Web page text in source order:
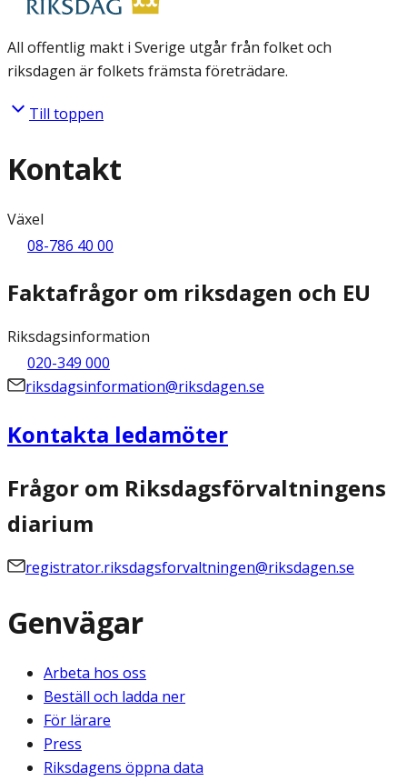
All offentlig makt i Sverige utgår från folket och
riksdagen är folkets främsta företrädare.
Till toppen
Kontakt
Växel
08-786 40 00
Faktafrågor om riksdagen och EU
Riksdagsinformation
020-349 000
riksdagsinformation@riksdagen.se
Kontakta ledamöter
Frågor om Riksdagsförvaltningens
diarium
registrator.riksdagsforvaltningen@riksdagen.se
Genvägar
Arbeta hos oss
Beställ och ladda ner
För lärare
Press
Riksdagens öppna data